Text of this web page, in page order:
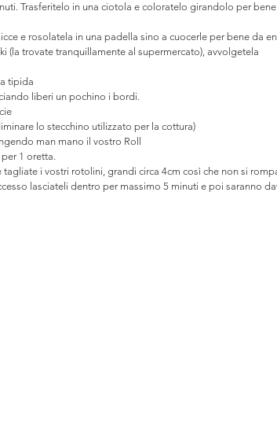
Trasferitelo in una ciotola e coloratelo girandolo per
e rosolatela in una padella sino a cuocerle per bene da
trovate tranquillamente al supermercato), avvolgetela
tipida
liberi un pochino i bordi.
lo stecchino utilizzato per la cottura)
man mano il vostro Roll
1 oretta.
i vostri rotolini, grandi circa 4cm così che non si
lasciateli dentro per massimo 5 minuti e poi saranno